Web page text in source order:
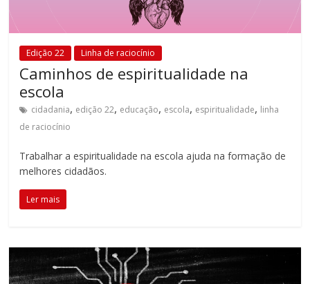
Edição 22 Linha de raciocínio
Caminhos de espiritualidade na
escola
cidadania, edição 22, educação, escola, espiritualidade, linha
de raciocínio
Trabalhar a espiritualidade na escola ajuda na formação de
melhores cidadãos.
Ler mais